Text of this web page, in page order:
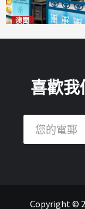
澳聞
喜歡我
Copyright ©